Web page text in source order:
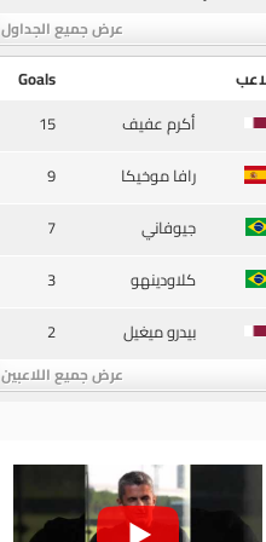
عرض جميع الجداول
Goals
أكرم عفيف
15
رافا موخيكا
9
جيوفاني
7
كلاودينهو
3
بيدرو ميغيل
2
عرض جميع اللاعبين